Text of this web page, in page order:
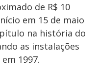
de R$ 10
em 15 de maio
na história do
as instalações
1997.